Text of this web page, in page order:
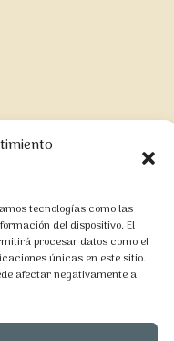
tecnologías como las
del dispositivo. El
procesar datos como el
únicas en este sitio.
afectar negativamente a